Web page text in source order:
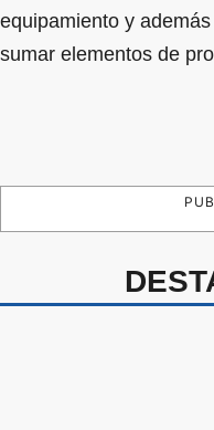
equipamiento y
sumar elementos de